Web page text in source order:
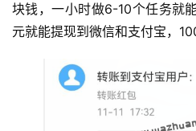
块钱，一小时做6-10个任务就
元就能提现到微信和支付宝，